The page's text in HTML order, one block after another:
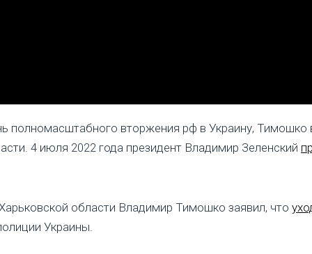
полномасштабного вторжения рф в Украину, Тимошко
4 июля 2022 года президент Владимир Зеленский
области Владимир Тимошко заявил, что
Украины.